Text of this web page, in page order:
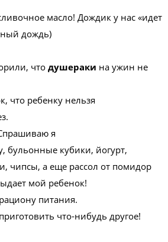
масло! Дождик у нас «идет
дождь)
что душераки на ужин не
что ребенку нельзя
я
бульонные кубики, йогурт,
чипсы, а еще рассол от помидор
мой ребенок!
питания.
что-нибудь другое!